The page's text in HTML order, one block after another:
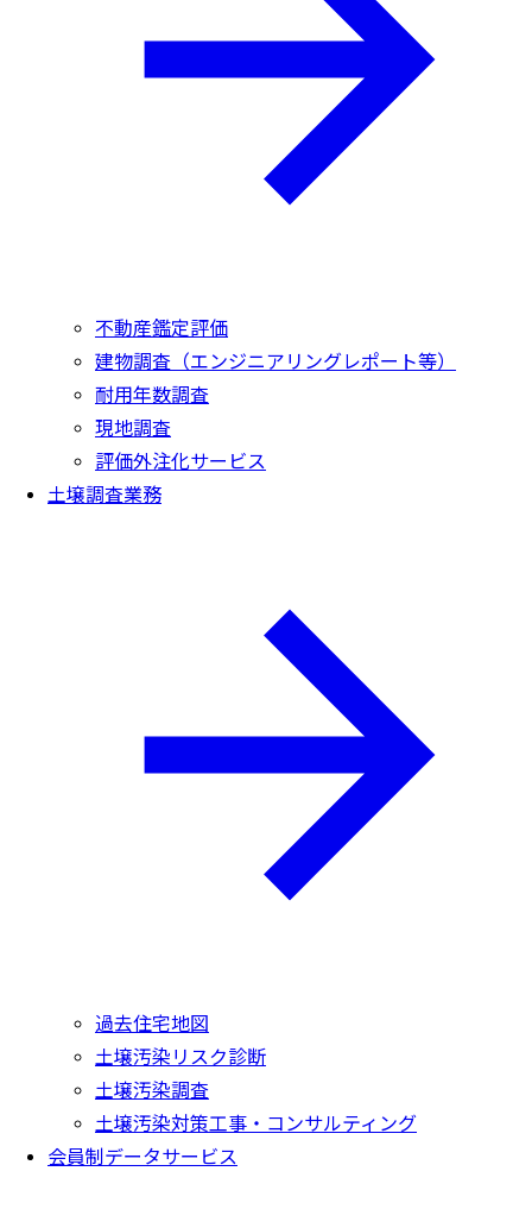
不動産鑑定評価
建物調査（エンジニアリングレポート等）
耐用年数調査
現地調査
評価外注化サービス
土壌調査業務
過去住宅地図
土壌汚染リスク診断
土壌汚染調査
土壌汚染対策工事・コンサルティング
会員制データサービス